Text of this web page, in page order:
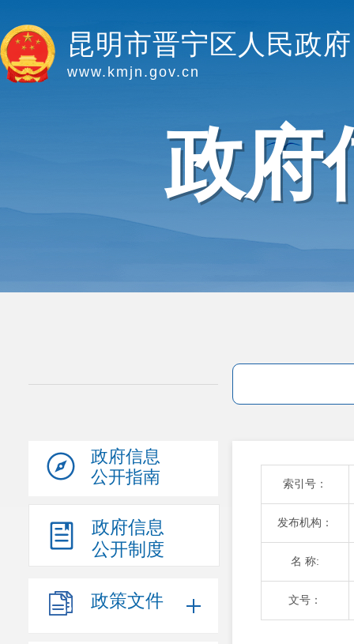
昆明市晋宁区人民政府
www.kmjn.gov.cn
政府
政府信息
公开指南
政府信息
公开制度
政策文件
索引号：
发布机构：
名 称:
文号：